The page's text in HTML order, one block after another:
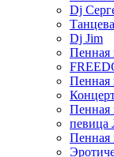
Dj
Dj Jim
Пенная
Пенная
Пенная
певица
Пенная